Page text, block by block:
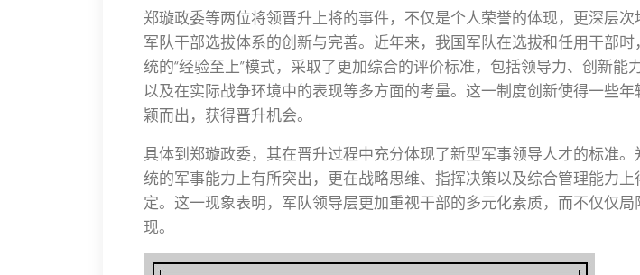
郑璇政委等两位将领晋升上将的事件，不仅是个人荣誉的体现，更深层次
军队干部选拔体系的创新与完善。近年来，我国军队在选拔和任用干部时
统的“经验至上”模式，采取了更加综合的评价标准，包括领导力、创新能
以及在实际战争环境中的表现等多方面的考量。这一制度创新使得一些年
颖而出，获得晋升机会。
具体到郑璇政委，其在晋升过程中充分体现了新型军事领导人才的标准。
统的军事能力上有所突出，更在战略思维、指挥决策以及综合管理能力上
定。这一现象表明，军队领导层更加重视干部的多元化素质，而不仅仅局
现。